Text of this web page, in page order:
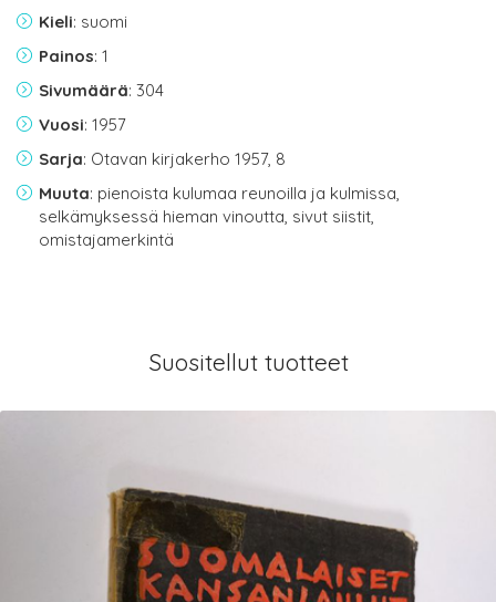
Kieli: suomi
Painos: 1
Sivumäärä: 304
Vuosi: 1957
Sarja: Otavan kirjakerho 1957, 8
Muuta: pienoista kulumaa reunoilla ja kulmissa,
selkämyksessä hieman vinoutta, sivut siistit,
omistajamerkintä
Suositellut tuotteet